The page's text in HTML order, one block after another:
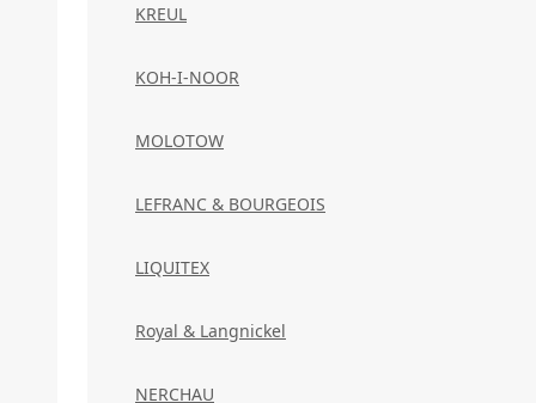
KREUL
KOH-I-NOOR
MOLOTOW
LEFRANC & BOURGEOIS
LIQUITEX
Royal & Langnickel
NERCHAU